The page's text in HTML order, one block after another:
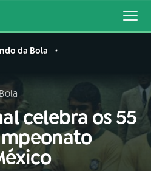
da Bola
celebra os 55